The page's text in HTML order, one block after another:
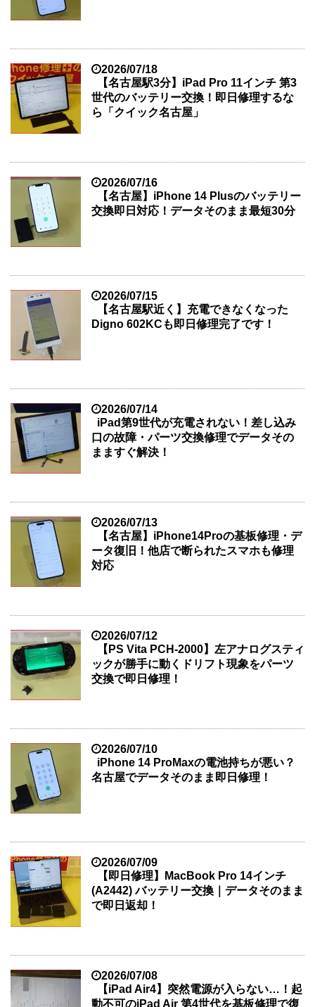
2026/07/18
【名古屋駅3分】iPad Pro 11インチ 第3
世代のバッテリー交換！即日修理するな
ら「クイック名古屋」
2026/07/16
【名古屋】iPhone 14 Plusのバッテリー
交換即日対応！データそのまま最短30分
2026/07/15
【名古屋駅近く】充電できなくなった
Digno 602KCも即日修理完了です！
2026/07/14
iPad第9世代が充電されない！差し込み
口の故障・パーツ交換修理でデータその
まますぐ解決！
2026/07/13
【名古屋】iPhone14Proの基板修理・デ
ータ復旧！他店で断られたスマホも修理
対応
2026/07/12
【PS Vita PCH-2000】左アナログスティ
ックが勝手に動くドリフト現象をパーツ
交換で即日修理！
2026/07/10
iPhone 14 ProMaxの電池持ちが悪い？
名古屋でデータそのまま即日修理！
2026/07/09
【即日修理】MacBook Pro 14インチ
(A2442) バッテリー交換｜データそのまま
で即日返却！
2026/07/08
【iPad Air4】突然電源が入らない…！起
動不可のiPad Air 第4世代を基板修理で復